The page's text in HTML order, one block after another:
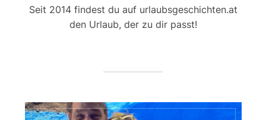
Seit 2014 findest du auf urlaubsgeschichten.at
den Urlaub, der zu dir passt!